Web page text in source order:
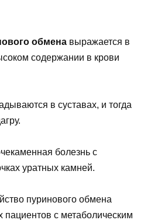
обмена выражается в
содержании в крови
в суставах, и тогда
болезнь с
уратных камней.
пуринового обмена
пациентов с метаболическим